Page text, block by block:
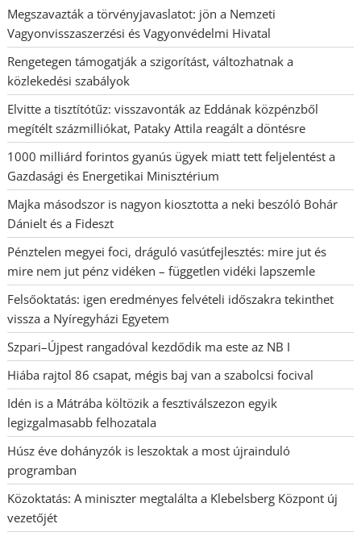
Megszavazták a törvényjavaslatot: jön a Nemzeti
Vagyonvisszaszerzési és Vagyonvédelmi Hivatal
Rengetegen támogatják a szigorítást, változhatnak a
közlekedési szabályok
Elvitte a tisztítótűz: visszavonták az Eddának közpénzből
megítélt százmilliókat, Pataky Attila reagált a döntésre
1000 milliárd forintos gyanús ügyek miatt tett feljelentést a
Gazdasági és Energetikai Minisztérium
Majka másodszor is nagyon kiosztotta a neki beszóló Bohár
Dánielt és a Fideszt
Pénztelen megyei foci, dráguló vasútfejlesztés: mire jut és
mire nem jut pénz vidéken – független vidéki lapszemle
Felsőoktatás: igen eredményes felvételi időszakra tekinthet
vissza a Nyíregyházi Egyetem
Szpari–Újpest rangadóval kezdődik ma este az NB I
Hiába rajtol 86 csapat, mégis baj van a szabolcsi focival
Idén is a Mátrába költözik a fesztiválszezon egyik
legizgalmasabb felhozatala
Húsz éve dohányzók is leszoktak a most újrainduló
programban
Közoktatás: A miniszter megtalálta a Klebelsberg Központ új
vezetőjét